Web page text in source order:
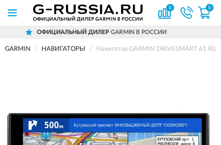
0 0
GARMIN В РОССИИ
GARMIN НАВИГАТОРЫ Навигатор GARMIN DRIVESMART 61